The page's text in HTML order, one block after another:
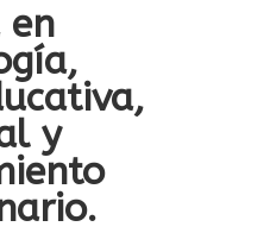
en
y